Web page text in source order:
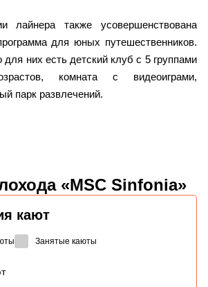
лайнера также усовершенствована
для юных путешественников.
для них есть детский клуб с 5 группами
комната с видеоиграми,
парк развлечений.
«MSC Sinfonia»
кают
Занятые каюты